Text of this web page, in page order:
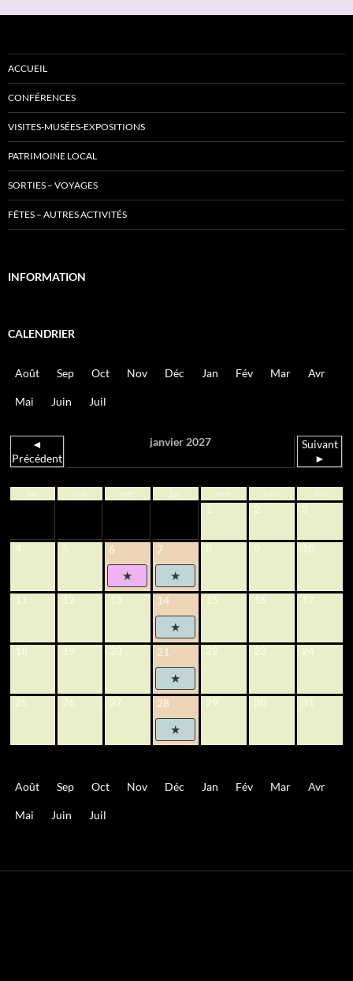
ACCUEIL
CONFÉRENCES
VISITES-MUSÉES-EXPOSITIONS
PATRIMOINE LOCAL
SORTIES – VOYAGES
FÊTES – AUTRES ACTIVITÉS
INFORMATION
CALENDRIER
Août Sep Oct Nov Déc Jan Fév Mar Avr
Mai Juin Juil
◄
Précédent
janvier 2027
Suivant
►
lun mar mer jeu ven sam dim
1 2 3
4 5 6 7 8 9 10
11 12 13 14 15 16 17
18 19 20 21 22 23 24
25 26 27 28 29 30 31
Août Sep Oct Nov Déc Jan Fév Mar Avr
Mai Juin Juil